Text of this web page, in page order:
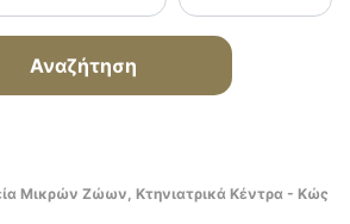
Αναζήτηση
Μικρών Ζώων, Κτηνιατρικά Κέντρα - Κώς